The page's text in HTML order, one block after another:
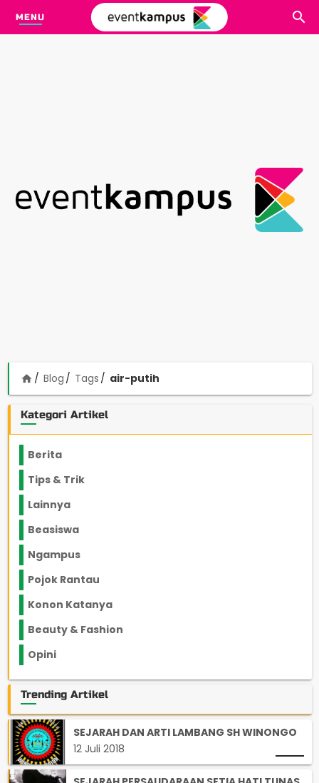
MENU
home Blog Tags air-putih
Kategori Artikel
Berita
Tips & Trik
Lainnya
Beasiswa
Ngampus
Pojok Rantau
Konon Katanya
Beauty & Fashion
Opini
Trending Artikel
SEJARAH DAN ARTI LAMBANG SH WINONGO
12 Juli 2018